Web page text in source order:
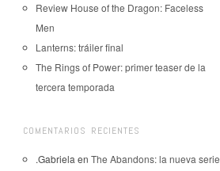
Review House of the Dragon: Faceless
Men
Lanterns: tráiler final
The Rings of Power: primer teaser de la
tercera temporada
COMENTARIOS RECIENTES
.Gabriela en The Abandons: la nueva serie